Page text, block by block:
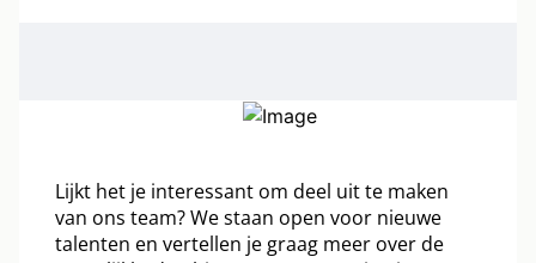
Lijkt het je interessant om deel uit te maken
van ons team? We staan open voor nieuwe
talenten en vertellen je graag meer over de